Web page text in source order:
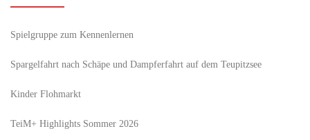
Spielgruppe zum Kennenlernen
Spargelfahrt nach Schäpe und Dampferfahrt auf dem Teupitzsee
Kinder Flohmarkt
TeiM+ Highlights Sommer 2026